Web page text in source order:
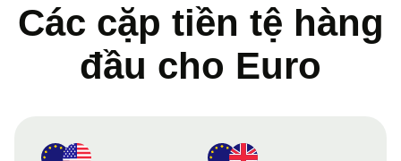
Các cặp tiền tệ hàng
đầu cho Euro